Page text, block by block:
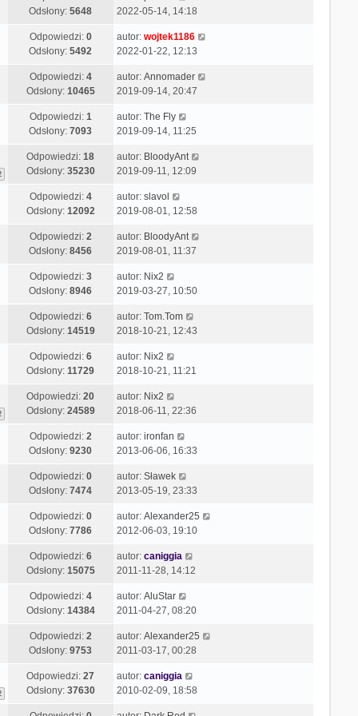
Odsłony:5648
2022-05-14, 14:18
Odpowiedzi: 0
Odsłony:5492
autor: wojtek1186
2022-01-22, 12:13
Odpowiedzi: 4
Odsłony: 10465
autor: Annomader
2019-09-14, 20:47
Odpowiedzi: 1
Odsłony:7093
autor: The Fly
2019-09-14, 11:25
Odpowiedzi:18
Odsłony: 35230
autor: BloodyAnt
2019-09-11, 12:09
Odpowiedzi: 4
Odsłony: 12092
autor: slavol
2019-08-01, 12:58
Odpowiedzi: 2
Odsłony:8456
autor: BloodyAnt
2019-08-01, 11:37
Odpowiedzi: 3
Odsłony:8946
autor: Nix2
2019-03-27, 10:50
Odpowiedzi: 6
Odsłony: 14519
autor: Tom.Tom
2018-10-21, 12:43
Odpowiedzi: 6
Odsłony:11729
autor: Nix2
2018-10-21, 11:21
Odpowiedzi:20
Odsłony: 24589
autor: Nix2
2018-06-11, 22:36
Odpowiedzi: 2
Odsłony:9230
autor: ironfan
2013-06-06, 16:33
Odpowiedzi: 0
Odsłony:7474
autor: Sławek
2013-05-19, 23:33
Odpowiedzi: 0
Odsłony:7786
autor: Alexander25
2012-06-03, 19:10
Odpowiedzi: 6
Odsłony: 15075
autor: caniggia
2011-11-28, 14:12
Odpowiedzi: 4
Odsłony: 14384
autor: AluStar
2011-04-27, 08:20
Odpowiedzi: 2
Odsłony:9753
autor: Alexander25
2011-03-17, 00:28
Odpowiedzi:27
Odsłony: 37630
autor: caniggia
2010-02-09, 18:58